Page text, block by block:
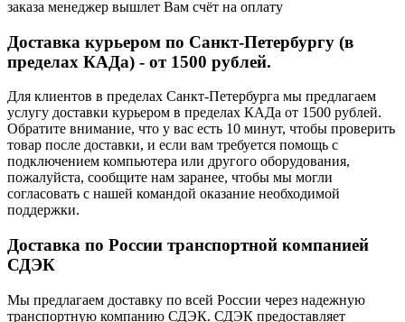
заказа менеджер вышлет Вам счёт на оплату
Доставка курьером по Санкт-Петербургу (в
пределах КАДа) - от 1500 рублей.
Для клиентов в пределах Санкт-Петербурга мы предлагаем
услугу доставки курьером в пределах КАДа от 1500 рублей.
Обратите внимание, что у вас есть 10 минут, чтобы проверить
товар после доставки, и если вам требуется помощь с
подключением компьютера или другого оборудования,
пожалуйста, сообщите нам заранее, чтобы мы могли
согласовать с нашей командой оказание необходимой
поддержки.
Доставка по России транспортной компанией
СДЭК
Мы предлагаем доставку по всей России через надежную
транспортную компанию СДЭК. СДЭК предоставляет